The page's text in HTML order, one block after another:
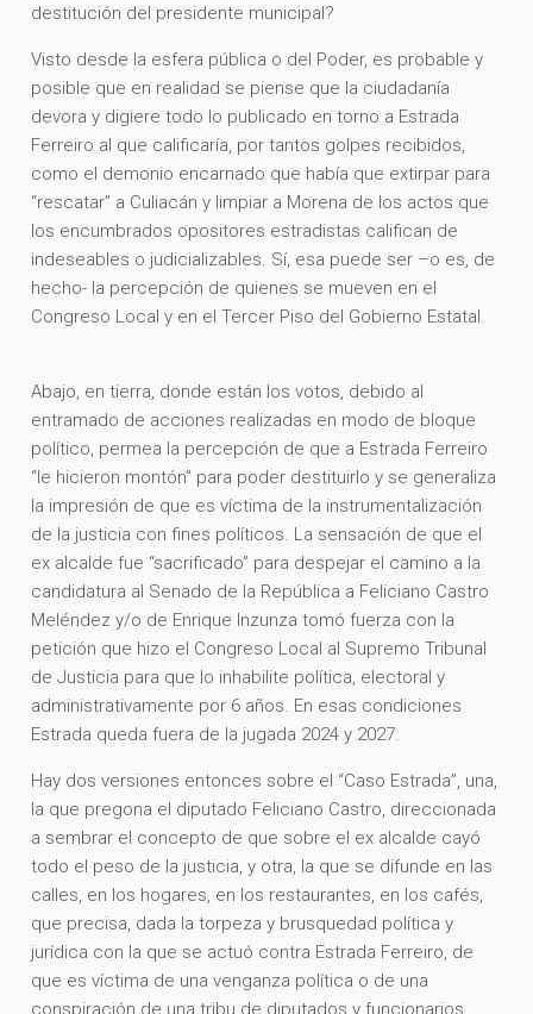
destitución del presidente municipal?
Visto desde la esfera pública o del Poder, es probable y
posible que en realidad se piense que la ciudadanía
devora y digiere todo lo publicado en torno a Estrada
Ferreiro al que calificaría, por tantos golpes recibidos,
como el demonio encarnado que había que extirpar para
“rescatar” a Culiacán y limpiar a Morena de los actos que
los encumbrados opositores estradistas califican de
indeseables o judicializables. Sí, esa puede ser –o es, de
hecho- la percepción de quienes se mueven en el
Congreso Local y en el Tercer Piso del Gobierno Estatal.
Abajo, en tierra, donde están los votos, debido al
entramado de acciones realizadas en modo de bloque
político, permea la percepción de que a Estrada Ferreiro
“le hicieron montón” para poder destituirlo y se generaliza
la impresión de que es víctima de la instrumentalización
de la justicia con fines políticos. La sensación de que el
ex alcalde fue “sacrificado” para despejar el camino a la
candidatura al Senado de la República a Feliciano Castro
Meléndez y/o de Enrique Inzunza tomó fuerza con la
petición que hizo el Congreso Local al Supremo Tribunal
de Justicia para que lo inhabilite política, electoral y
administrativamente por 6 años. En esas condiciones
Estrada queda fuera de la jugada 2024 y 2027.
Hay dos versiones entonces sobre el “Caso Estrada”, una,
la que pregona el diputado Feliciano Castro, direccionada
a sembrar el concepto de que sobre el ex alcalde cayó
todo el peso de la justicia, y otra, la que se difunde en las
calles, en los hogares, en los restaurantes, en los cafés,
que precisa, dada la torpeza y brusquedad política y
jurídica con la que se actuó contra Estrada Ferreiro, de
que es víctima de una venganza política o de una
conspiración de una tribu de diputados y funcionarios